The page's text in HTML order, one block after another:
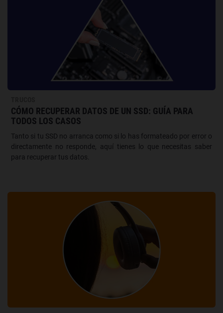
CÓMO RECUPERAR DATOS DE UN SSD: GUÍA PARA
TODOS LOS CASOS
Tanto si tu SSD no arranca como si lo has formateado por error o
directamente no responde, aquí tienes lo que necesitas saber
para recuperar tus datos.